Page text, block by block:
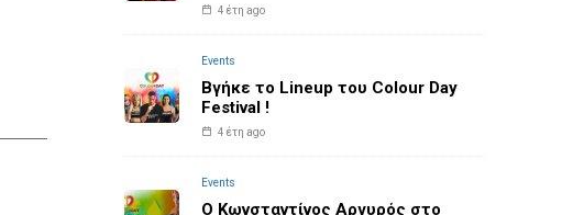
4 έτη ago
Events
Βγήκε το Lineup του Colour Day
Festival !
4 έτη ago
Events
O Κωνσταντίνος Αργυρός στο